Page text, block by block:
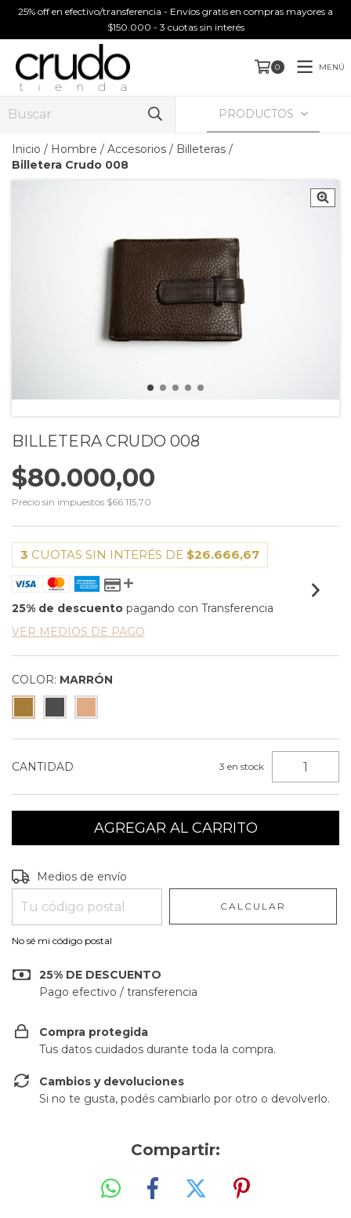
25% off en efectivo/transferencia - Envíos gratis en compras mayores a
$150.000 - 3 cuotas sin interés
0 MENÚ
PRODUCTOS
Inicio / Hombre / Accesorios / Billeteras /
Billetera Crudo 008
BILLETERA CRUDO 008
$80.000,00
Precio sin impuestos $66.115,70
3 CUOTAS SIN INTERÉS DE $26.666,67
25% de descuento pagando con Transferencia
VER MEDIOS DE PAGO
COLOR: MARRÓN
CANTIDAD 3 en stock
Entregas para el CP:
Medios de envío
CALCULAR
No sé mi código postal
25% DE DESCUENTO
Pago efectivo / transferencia
Compra protegida
Tus datos cuidados durante toda la compra.
Cambios y devoluciones
Si no te gusta, podés cambiarlo por otro o devolverlo.
Compartir: